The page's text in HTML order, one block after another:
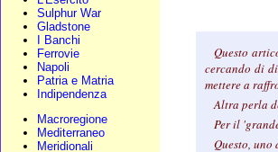
Sulphur War
Gladstone
I Banchi
Ferrovie
Napoli
Patria e Matria
Indipendenza
Macroregione
Mediterraneo
Meridionali
Questo
cercando di
mettere a
Altra perla
Per il
Questo,